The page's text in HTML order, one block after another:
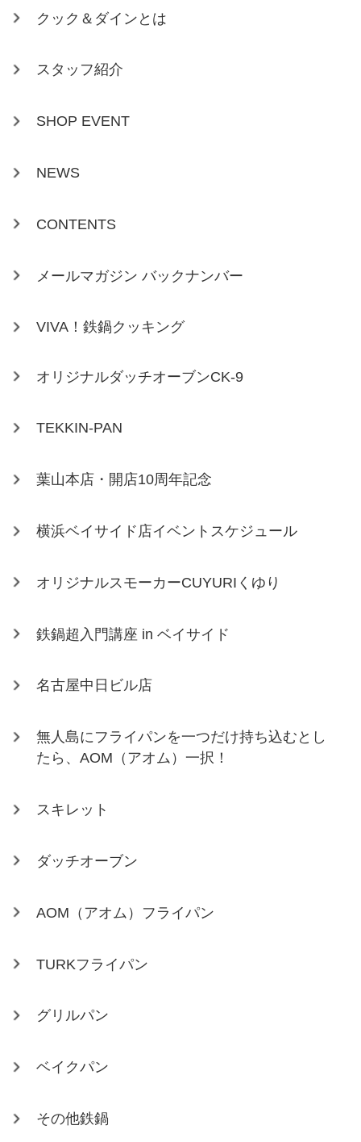
クック＆ダインとは
スタッフ紹介
SHOP EVENT
NEWS
CONTENTS
メールマガジン バックナンバー
VIVA！鉄鍋クッキング
オリジナルダッチオーブンCK-9
TEKKIN-PAN
葉山本店・開店10周年記念
横浜ベイサイド店イベントスケジュール
オリジナルスモーカーCUYURIくゆり
鉄鍋超入門講座 in ベイサイド
名古屋中日ビル店
無人島にフライパンを一つだけ持ち込むとし
たら、AOM（アオム）一択！
スキレット
ダッチオーブン
AOM（アオム）フライパン
TURKフライパン
グリルパン
ベイクパン
その他鉄鍋